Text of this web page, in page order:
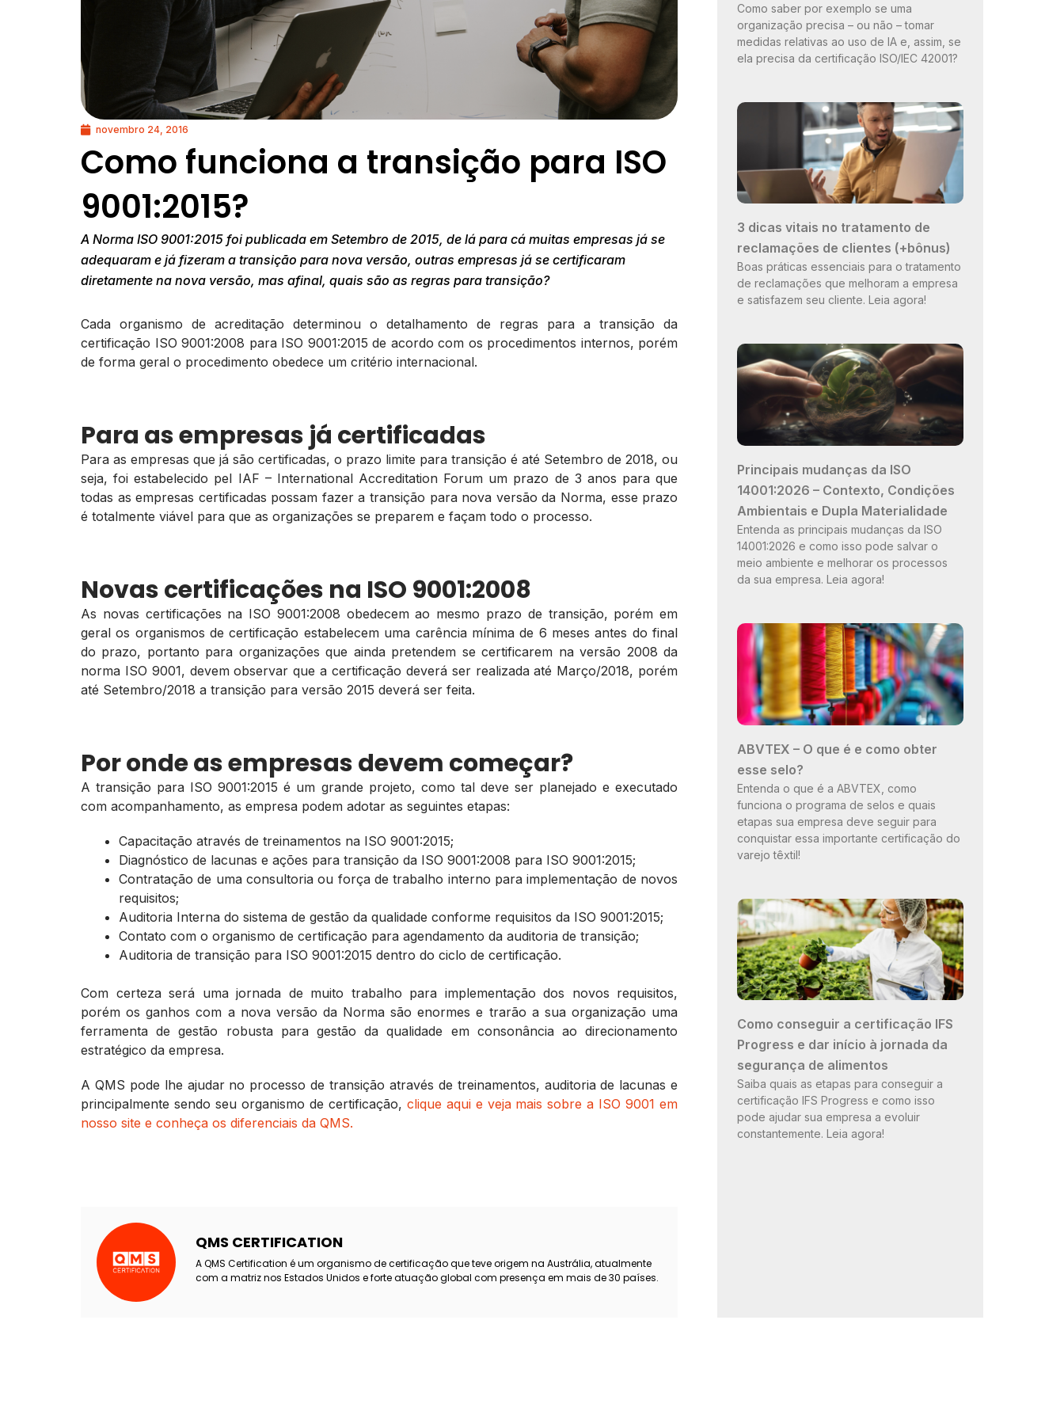
novembro 24, 2016
Como funciona a transição para ISO
9001:2015?
A Norma ISO 9001:2015 foi publicada em Setembro de 2015, de lá para cá muitas empresas já se
adequaram e já fizeram a transição para nova versão, outras empresas já se certificaram
diretamente na nova versão, mas afinal, quais são as regras para transição?
Cada organismo de acreditação determinou o detalhamento de regras para a transição da
certificação ISO 9001:2008 para ISO 9001:2015 de acordo com os procedimentos internos, porém
de forma geral o procedimento obedece um critério internacional.
Para as empresas já certificadas
Para as empresas que já são certificadas, o prazo limite para transição é até Setembro de 2018, ou
seja, foi estabelecido pel IAF – International Accreditation Forum um prazo de 3 anos para que
todas as empresas certificadas possam fazer a transição para nova versão da Norma, esse prazo
é totalmente viável para que as organizações se preparem e façam todo o processo.
Novas certificações na ISO 9001:2008
As novas certificações na ISO 9001:2008 obedecem ao mesmo prazo de transição, porém em
geral os organismos de certificação estabelecem uma carência mínima de 6 meses antes do final
do prazo, portanto para organizações que ainda pretendem se certificarem na versão 2008 da
norma ISO 9001, devem observar que a certificação deverá ser realizada até Março/2018, porém
até Setembro/2018 a transição para versão 2015 deverá ser feita.
Por onde as empresas devem começar?
A transição para ISO 9001:2015 é um grande projeto, como tal deve ser planejado e executado
com acompanhamento, as empresa podem adotar as seguintes etapas:
Capacitação através de treinamentos na ISO 9001:2015;
Diagnóstico de lacunas e ações para transição da ISO 9001:2008 para ISO 9001:2015;
Contratação de uma consultoria ou força de trabalho interno para implementação de novos
requisitos;
Auditoria Interna do sistema de gestão da qualidade conforme requisitos da ISO 9001:2015;
Contato com o organismo de certificação para agendamento da auditoria de transição;
Auditoria de transição para ISO 9001:2015 dentro do ciclo de certificação.
Com certeza será uma jornada de muito trabalho para implementação dos novos requisitos,
porém os ganhos com a nova versão da Norma são enormes e trarão a sua organização uma
ferramenta de gestão robusta para gestão da qualidade em consonância ao direcionamento
estratégico da empresa.
A QMS pode lhe ajudar no processo de transição através de treinamentos, auditoria de lacunas e
principalmente sendo seu organismo de certificação, clique aqui e veja mais sobre a ISO 9001 em
nosso site e conheça os diferenciais da QMS.
QMS CERTIFICATION
A QMS Certification é um organismo de certificação que teve origem na Austrália, atualmente
com a matriz nos Estados Unidos e forte atuação global com presença em mais de 30 países.
Como saber por exemplo se uma
organização precisa – ou não – tomar
medidas relativas ao uso de IA e, assim, se
ela precisa da certificação ISO/IEC 42001?
3 dicas vitais no tratamento de
reclamações de clientes (+bônus)
Boas práticas essenciais para o tratamento
de reclamações que melhoram a empresa
e satisfazem seu cliente. Leia agora!
Principais mudanças da ISO
14001:2026 – Contexto, Condições
Ambientais e Dupla Materialidade
Entenda as principais mudanças da ISO
14001:2026 e como isso pode salvar o
meio ambiente e melhorar os processos
da sua empresa. Leia agora!
ABVTEX – O que é e como obter
esse selo?
Entenda o que é a ABVTEX, como
funciona o programa de selos e quais
etapas sua empresa deve seguir para
conquistar essa importante certificação do
varejo têxtil!
Como conseguir a certificação IFS
Progress e dar início à jornada da
segurança de alimentos
Saiba quais as etapas para conseguir a
certificação IFS Progress e como isso
pode ajudar sua empresa a evoluir
constantemente. Leia agora!